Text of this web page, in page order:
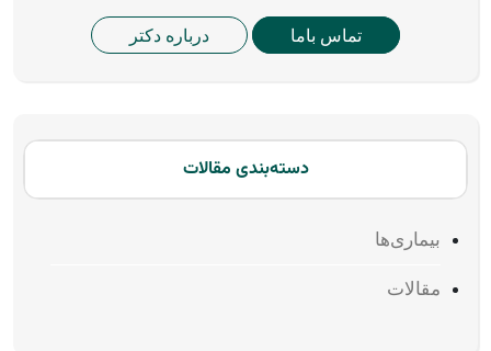
تماس باما درباره دکتر
دسته‌بندی مقالات
بیماری‌ها
مقالات